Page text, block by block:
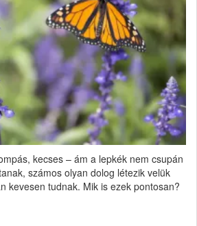
kecses – ám a lepkék nem csupán
számos olyan dolog létezik velük
kevesen tudnak. Mik is ezek pontosan?